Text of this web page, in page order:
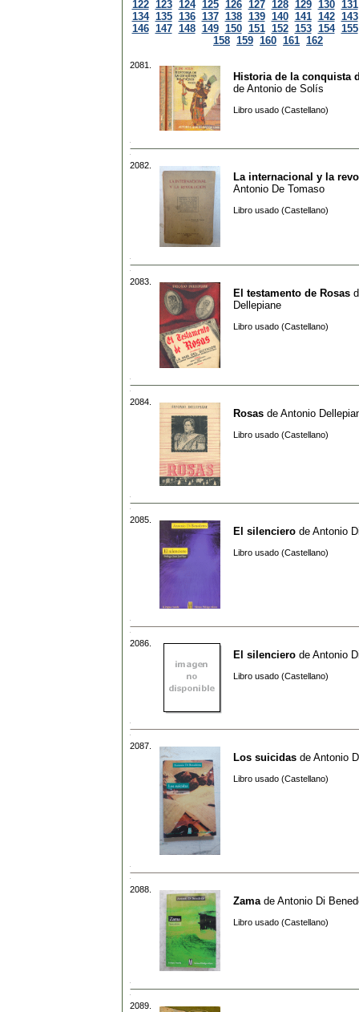
122 123 124 125 126 127 128 129 130 131
134 135 136 137 138 139 140 141 142 143
146 147 148 149 150 151 152 153 154 155
158 159 160 161 162
2081.
Historia de la conquista
de Antonio de Solís
Libro usado (Castellano)
2082.
La internacional y la
Antonio De Tomaso
Libro usado (Castellano)
2083.
El testamento de Rosas
Dellepiane
Libro usado (Castellano)
2084.
Rosas de Antonio
Libro usado (Castellano)
2085.
El silenciero de Antonio
Libro usado (Castellano)
2086.
El silenciero de Antonio
Libro usado (Castellano)
2087.
Los suicidas de Antonio
Libro usado (Castellano)
2088.
Zama de Antonio Di
Libro usado (Castellano)
2089.